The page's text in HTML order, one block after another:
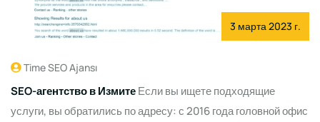
3 марта 2023 г.
Time SEO Ajansı
SEO-агентство в ИзмитеЕсли вы ищете подходящие
услуги, вы обратились по адресу: с 2016 года головной офис